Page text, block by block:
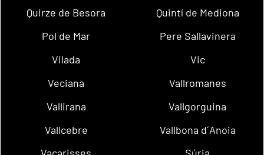
Quirze de Besora
Quintí de Mediona
Pol de Mar
Pere Sallavinera
Vilada
Vic
Veciana
Vallromanes
Vallirana
Vallgorguina
Vallcebre
Vallbona d´Anoia